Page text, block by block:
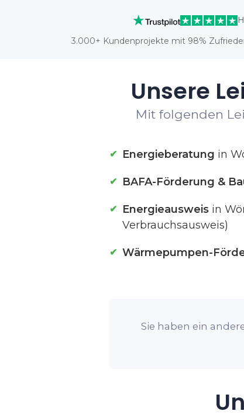
3.000+ Kundenprojekte mit 98%
Unsere
Mit folgenden
Energieberatung in
BAFA-Förderung &
Energieausweis in
Verbrauchsausweis)
Wärmepumpen-
Sie haben ein